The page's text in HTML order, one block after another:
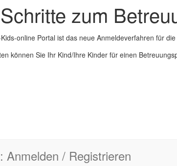
zum
online Portal ist das neue Anmeldeverfahren für
können Sie Ihr Kind/Ihre Kinder für einen
Anmelden / Registrieren